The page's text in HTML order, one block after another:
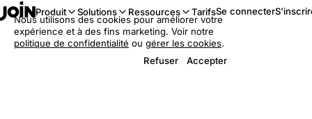
Produit Solutions Ressources TarifsSe connecter
Nous utilisons des cookies pour améliorer votre
expérience et à des fins marketing. Voir notre
politique de confidentialité ou gérer les cookies.
Refuser
Accepter